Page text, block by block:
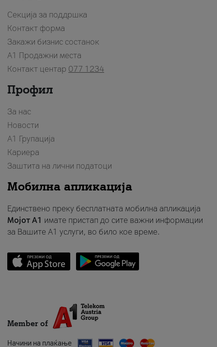
Секција за поддршка
Контакт форма
Закажи бизнис состанок
A1 Продажни места
Контакт центар 077 1234
Профил
За нас
Новости
А1 Групација
Кариера
Заштита на лични податоци
Мобилна апликација
Единствено преку бесплатната мобилна апликација
Мојот A1 имате пристап до сите важни информации
за Вашите A1 услуги, во било кое време.
Member of
Начини на плаќање